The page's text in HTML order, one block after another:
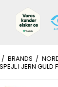
/ BRANDS /
I JERN GULD